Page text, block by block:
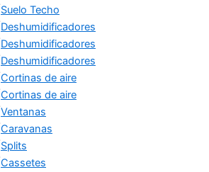
Suelo Techo
Deshumidificadores
Deshumidificadores
Deshumidificadores
Cortinas de aire
Cortinas de aire
Ventanas
Caravanas
Splits
Cassetes